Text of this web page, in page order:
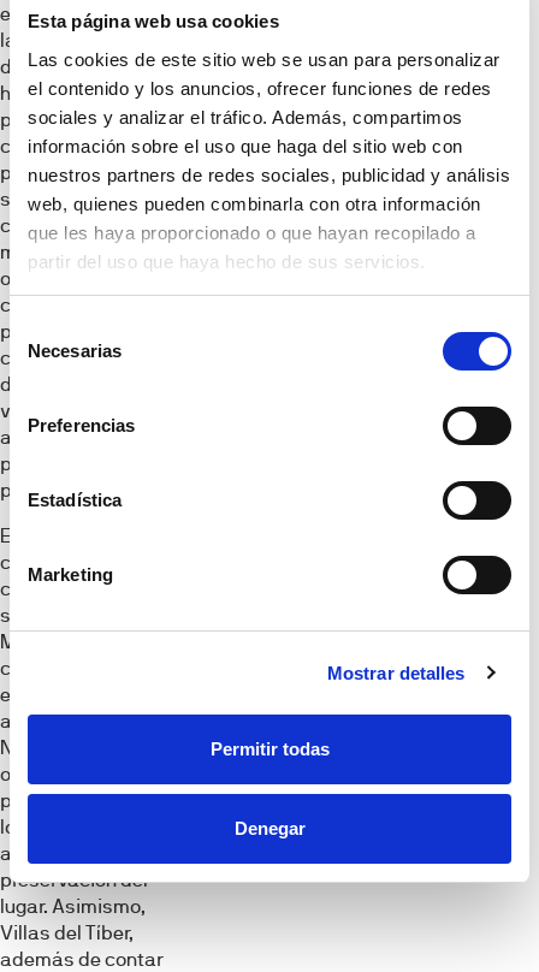
Esta página web usa cookies
Las cookies de este sitio web se usan para personalizar
el contenido y los anuncios, ofrecer funciones de redes
sociales y analizar el tráfico. Además, compartimos
información sobre el uso que haga del sitio web con
nuestros partners de redes sociales, publicidad y análisis
web, quienes pueden combinarla con otra información
que les haya proporcionado o que hayan recopilado a
partir del uso que haya hecho de sus servicios.
Selección
de Necesarias
Preferencias
Estadística
Marketing
Mostrar detalles
Permitir todas
Denegar
en su adaptación a
las características
del entorno, las dos
hileras más
próximas al río
cuentan con
parking en
superficie cubierto
con pérgola
mientras que las
otras dos hileras
cuentan con
parking en sótano
común con acceso
directo desde cada
vivienda,
amparando la
privacidad de cada
propietario.
En su claro
compromiso por la
construcción
sostenible
Metrovacesa ha
confiado en el
estudio de
arquitectura
Novarquia,
originario de Sevilla
para integrar todos
los elementos que
aseguren la
preservación del
lugar. Asimismo,
Villas del Tíber,
además de contar